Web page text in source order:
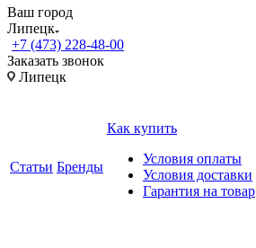
Ваш город
Липецк
+7 (473) 228-48-00
Заказать звонок
Липецк
Статьи Бренды
Как купить
Условия оплаты
Условия доставки
Гарантия на товар